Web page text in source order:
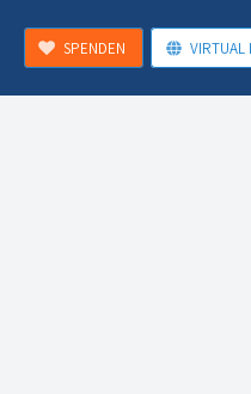
SPENDEN VIRTUAL